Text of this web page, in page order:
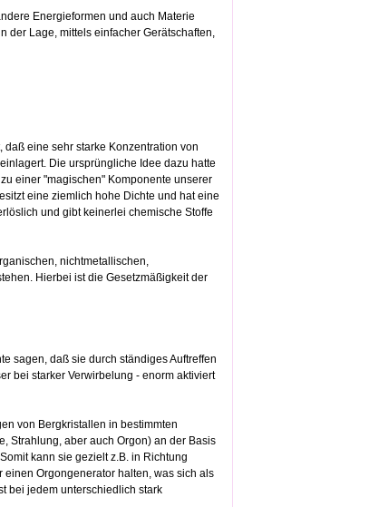
Energieformen und auch Materie
der Lage, mittels einfacher Gerätschaften,
eine sehr starke Konzentration von
Die ursprüngliche Idee dazu hatte
einer "magischen" Komponente unserer
eine ziemlich hohe Dichte und hat eine
und gibt keinerlei chemische Stoffe
nichtmetallischen,
Hierbei ist die Gesetzmäßigkeit der
sagen, daß sie durch ständiges Auftreffen
bei starker Verwirbelung - enorm aktiviert
von Bergkristallen in bestimmten
Strahlung, aber auch Orgon) an der Basis
kann sie gezielt z.B. in Richtung
Orgongenerator halten, was sich als
bei jedem unterschiedlich stark